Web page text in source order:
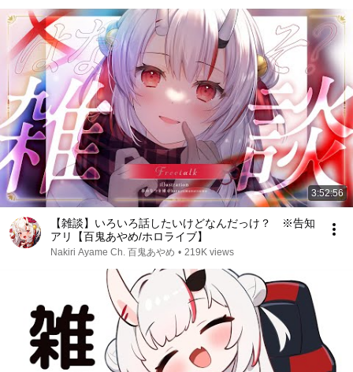
3:52:56
【雑談】いろいろ話したいけどなんだっけ？ ※告知
アリ【百鬼あやめ/ホロライブ】
Nakiri Ayame Ch. 百鬼あやめ • 219K views